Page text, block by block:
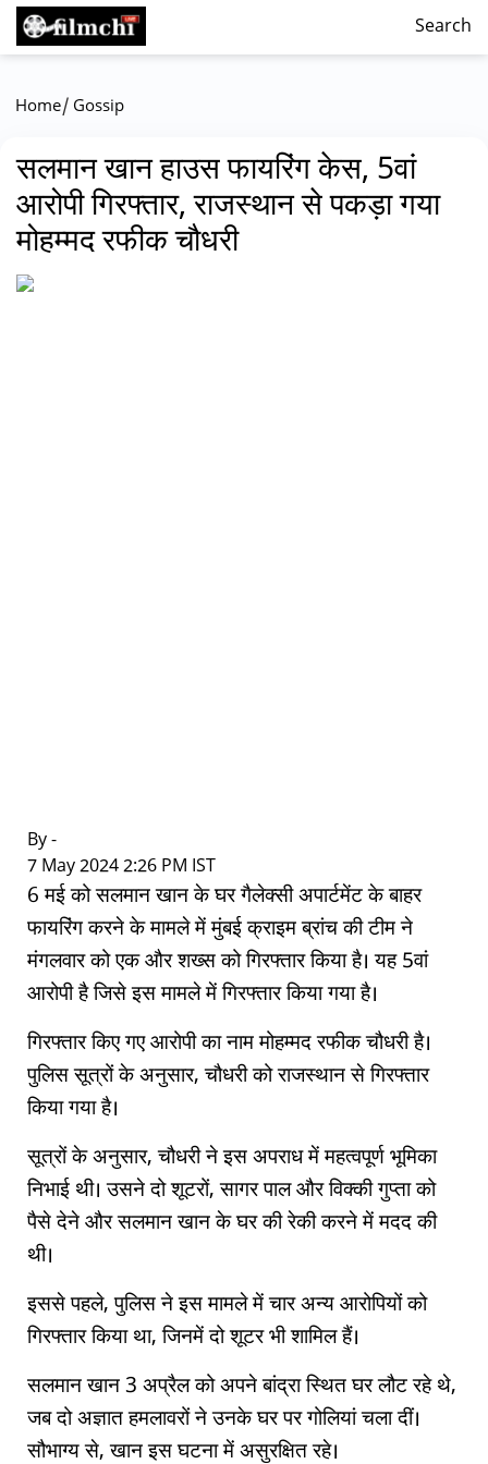
Search
Home/ Gossip
सलमान खान हाउस फायरिंग केस, 5वां
आरोपी गिरफ्तार, राजस्थान से पकड़ा गया
मोहम्मद रफीक चौधरी
By -
7 May 2024 2:26 PM IST
6 मई को सलमान खान के घर गैलेक्सी अपार्टमेंट के बाहर
फायरिंग करने के मामले में मुंबई क्राइम ब्रांच की टीम ने
मंगलवार को एक और शख्स को गिरफ्तार किया है। यह 5वां
आरोपी है जिसे इस मामले में गिरफ्तार किया गया है।
गिरफ्तार किए गए आरोपी का नाम मोहम्मद रफीक चौधरी है।
पुलिस सूत्रों के अनुसार, चौधरी को राजस्थान से गिरफ्तार
किया गया है।
सूत्रों के अनुसार, चौधरी ने इस अपराध में महत्वपूर्ण भूमिका
निभाई थी। उसने दो शूटरों, सागर पाल और विक्की गुप्ता को
पैसे देने और सलमान खान के घर की रेकी करने में मदद की
थी।
इससे पहले, पुलिस ने इस मामले में चार अन्य आरोपियों को
गिरफ्तार किया था, जिनमें दो शूटर भी शामिल हैं।
सलमान खान 3 अप्रैल को अपने बांद्रा स्थित घर लौट रहे थे,
जब दो अज्ञात हमलावरों ने उनके घर पर गोलियां चला दीं।
सौभाग्य से, खान इस घटना में असुरक्षित रहे।